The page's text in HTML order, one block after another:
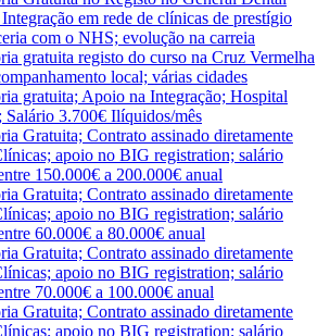
em rede de clínicas de prestígio
com o NHS; evolução na carreia
gratuita registo do curso na Cruz Vermelha
local; várias cidades
gratuita; Apoio na Integração; Hospital
Salário 3.700€ Ilíquidos/mês
Gratuita; Contrato assinado diretamente
apoio no BIG registration; salário
150.000€ a 200.000€ anual
Gratuita; Contrato assinado diretamente
apoio no BIG registration; salário
60.000€ a 80.000€ anual
Gratuita; Contrato assinado diretamente
apoio no BIG registration; salário
70.000€ a 100.000€ anual
Gratuita; Contrato assinado diretamente
apoio no BIG registration; salário